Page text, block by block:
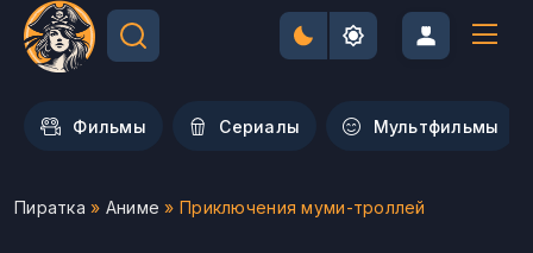
Фильмы Сериалы Мультфильмы
Пиратка » Аниме » Приключения муми-троллей